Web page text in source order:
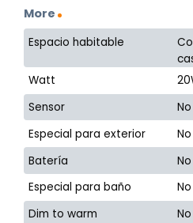
More
Espacio habitable
Watt
Sensor
No
Especial para exterior
No
Batería
No
Especial para baño
No
Dim to warm
No